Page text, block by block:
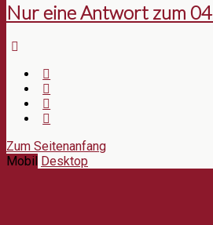
Nur eine Antwort zum
Zum Seitenanfang
Mobil Desktop